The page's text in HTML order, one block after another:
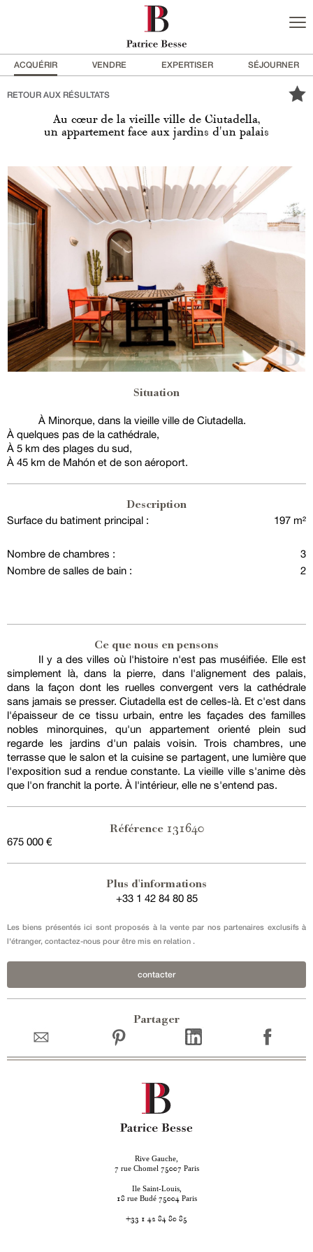
ACQUÉRIR VENDRE EXPERTISER SÉJOURNER
RETOUR AUX RÉSULTATS
Au cœur de la vieille ville de Ciutadella,
un appartement face aux jardins d'un palais
Situation
À Minorque, dans la vieille ville de Ciutadella.
À quelques pas de la cathédrale,
À 5 km des plages du sud,
À 45 km de Mahón et de son aéroport.
Description
Surface du batiment principal :
197 m²
Nombre de chambres :
3
Nombre de salles de bain :
2
Ce que nous en pensons
Il y a des villes où l'histoire n'est pas muséifiée. Elle est
simplement là, dans la pierre, dans l'alignement des palais,
dans la façon dont les ruelles convergent vers la cathédrale
sans jamais se presser. Ciutadella est de celles-là. Et c'est dans
l'épaisseur de ce tissu urbain, entre les façades des familles
nobles minorquines, qu'un appartement orienté plein sud
regarde les jardins d'un palais voisin. Trois chambres, une
terrasse que le salon et la cuisine se partagent, une lumière que
l'exposition sud a rendue constante. La vieille ville s'anime dès
que l'on franchit la porte. À l'intérieur, elle ne s'entend pas.
Référence 131640
675 000 €
Plus d'informations
+33 1 42 84 80 85
Les biens présentés ici sont proposés à la vente par nos partenaires exclusifs à
l'étranger, contactez-nous pour être mis en relation .
contacter
Partager
Rive Gauche,
7 rue Chomel 75007 Paris
Ile Saint-Louis,
18 rue Budé 75004 Paris
+33 1 42 84 80 85